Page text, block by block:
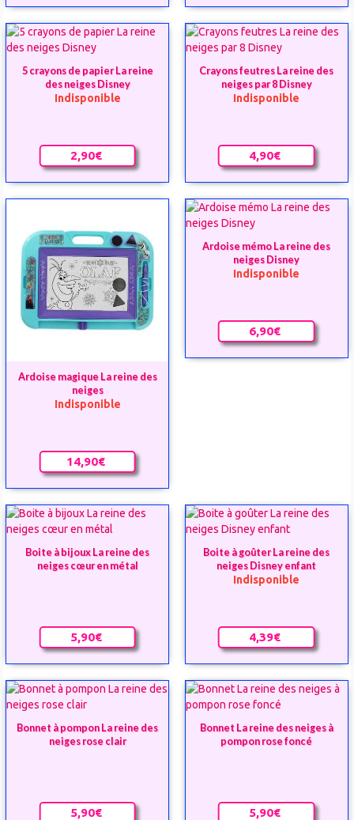
5 crayons de papier La reine
des neiges Disney
2,90€
Indisponible
Crayons feutres La reine des
neiges par 8 Disney
4,90€
Indisponible
Ardoise magique La reine des
neiges
14,90€
Indisponible
Ardoise mémo La reine des
neiges Disney
6,90€
Indisponible
Boite à bijoux La reine des
neiges cœur en métal
5,90€
Boite à goûter La reine des
neiges Disney enfant
4,39€
Indisponible
Bonnet à pompon La reine des
neiges rose clair
5,90€
Bonnet La reine des neiges à
pompon rose foncé
5,90€